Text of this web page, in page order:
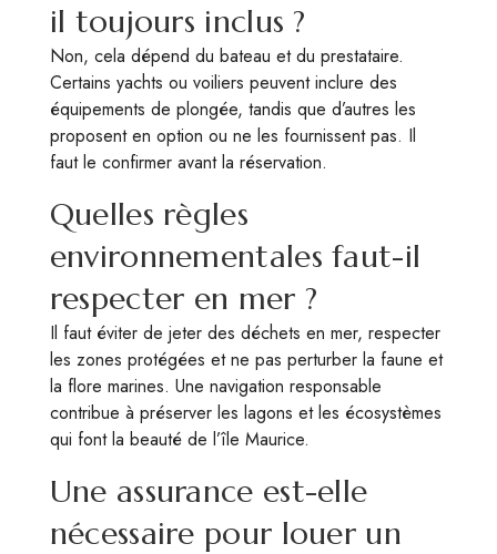
il toujours inclus ?
Non, cela dépend du bateau et du prestataire.
Certains yachts ou voiliers peuvent inclure des
équipements de plongée, tandis que d’autres les
proposent en option ou ne les fournissent pas. Il
faut le confirmer avant la réservation.
Quelles règles
environnementales faut-il
respecter en mer ?
Il faut éviter de jeter des déchets en mer, respecter
les zones protégées et ne pas perturber la faune et
la flore marines. Une navigation responsable
contribue à préserver les lagons et les écosystèmes
qui font la beauté de l’île Maurice.
Une assurance est-elle
nécessaire pour louer un